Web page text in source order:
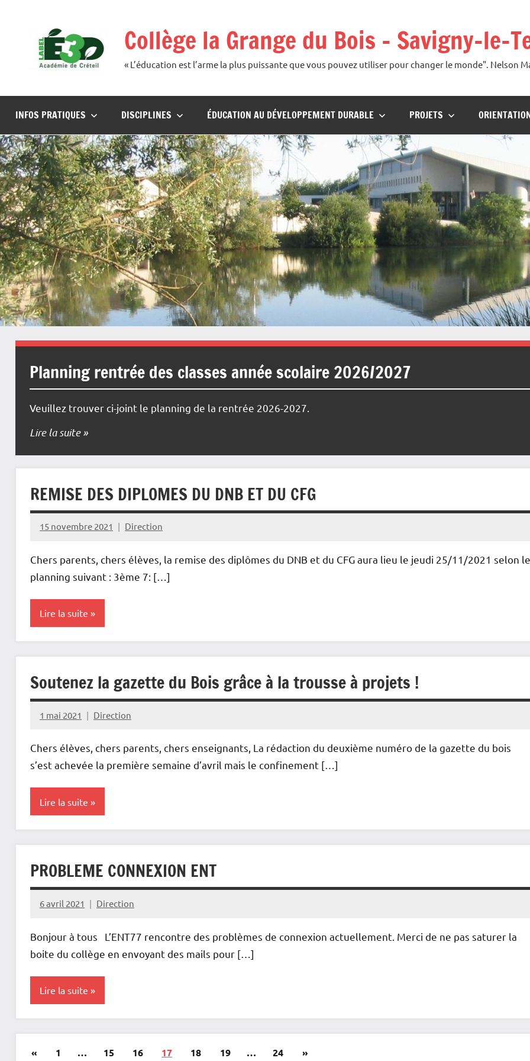
Collège la Grange du Bois – Savigny-le-
« L’éducation est l’arme la plus puissante que vous pouvez utiliser pour changer le monde". Nelson
INFOS PRATIQUES DISCIPLINES ÉDUCATION AU DÉVELOPPEMENT DURABLE PROJETS
Planning rentrée des classes année scolaire 2026/2027
Veuillez trouver ci-joint le planning de la rentrée 2026-2027.
Lire la suite
REMISE DES DIPLOMES DU DNB ET DU CFG
15 novembre 2021 Direction
Chers parents, chers élèves, la remise des diplômes du DNB et du CFG aura lieu le jeudi 25/11/2021 selon le
planning suivant : 3ème 7: […]
Lire la suite
Soutenez la gazette du Bois grâce à la trousse à projets !
1 mai 2021 Direction
Chers élèves, chers parents, chers enseignants, La rédaction du deuxième numéro de la gazette du bois
s’est achevée la première semaine d’avril mais le confinement […]
Lire la suite
Gazette
du Bois
PROBLEME CONNEXION ENT
6 avril 2021 Direction
Bonjour à tous L’ENT77 rencontre des problèmes de connexion actuellement. Merci de ne pas saturer la
boite du collège en envoyant des mails pour […]
Lire la suite
Pagination
«Publications
1 … 15 16 17 18 19 … 24 Articles
»